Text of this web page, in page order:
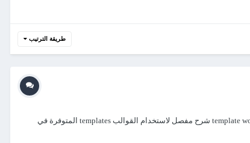
طريقة الترتيب
شرح بالفيديو انشاء وعمل سيرة ذاتية باستخدام وورد 2016 - القوالب والنماذج template word 2016 How to Create a Resume, CV in Microsoft Word 2016 using templates شرح مفصل لاستخدام القوالب templates المتوفرة في